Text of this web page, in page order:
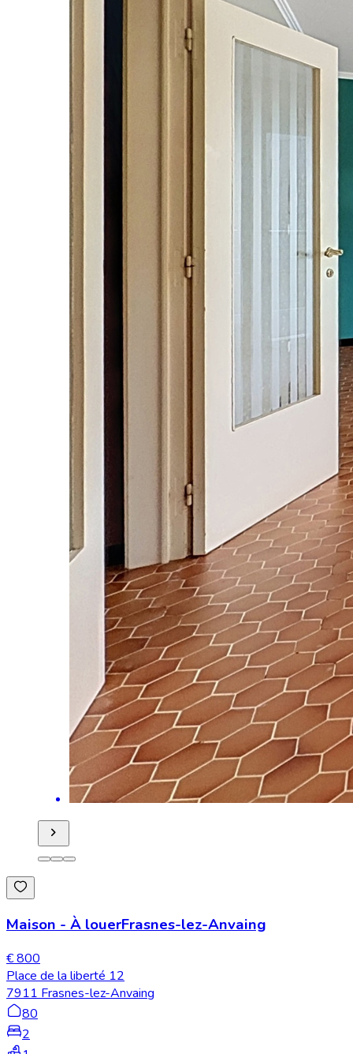
Maison - À louerFrasnes-lez-Anvaing
€ 800
Place de la liberté 12
7911 Frasnes-lez-Anvaing
80
2